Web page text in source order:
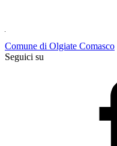
Comune di Olgiate Comasco
Seguici su